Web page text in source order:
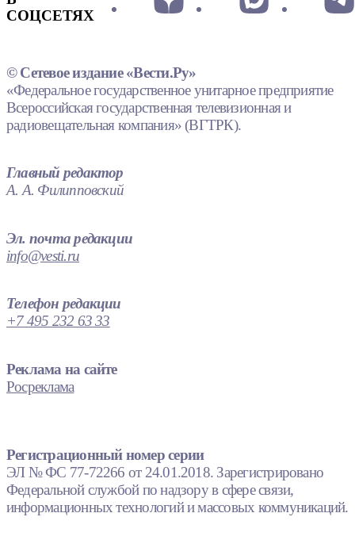
СОЦСЕТЯХ
© Сетевое издание «Вести.Ру»
«Федеральное государственное унитарное предприятие
Всероссийская государственная телевизионная и
радиовещательная компания» (ВГТРК).
Главный редактор
А. А. Филипповский
Эл. почта редакции
info@vesti.ru
Телефон редакции
+7 495 232 63 33
Реклама на сайте
Росреклама
Регистрационный номер серии
ЭЛ № ФС 77-72266 от 24.01.2018. Зарегистрировано
Федеральной службой по надзору в сфере связи,
информационных технологий и массовых коммуникаций.